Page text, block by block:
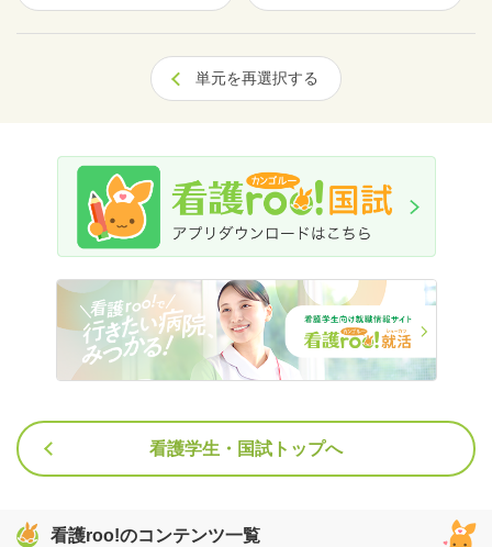
単元を再選択する
看護学生・国試トップへ
看護roo!のコンテンツ一覧